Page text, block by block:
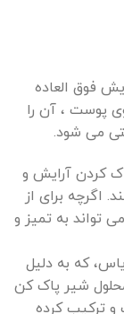
فوق العاده
پوست ، آن را
می شود.
کردن آرایش و
برای از
تواند به تمیز و
که به دلیل
شیر پاک کن
و ترکیب کرده